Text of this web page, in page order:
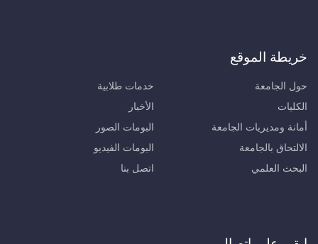
خريطة الموقع
حول الجامعة
الكليات
أمانة ومديريات الجامعة
الالتحاق بالجامعة
البحث العلمي
خدمات طلابية
الأخبار
البومات الصور
البومات الفيديو
اتصل بنا